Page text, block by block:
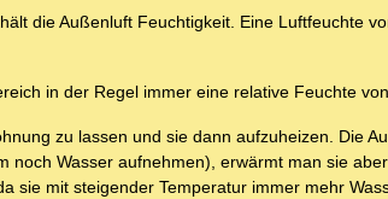
die Außenluft Feuchtigkeit. Eine Luftfeuchte
in der Regel immer eine relative Feuchte
zu lassen und sie dann aufzuheizen. Die
noch Wasser aufnehmen), erwärmt man sie
sie mit steigender Temperatur immer mehr